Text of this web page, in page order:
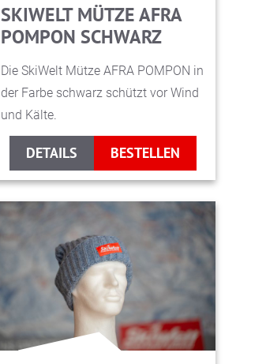
SKIWELT MÜTZE AFRA
POMPON SCHWARZ
Die SkiWelt Mütze AFRA POMPON in
der Farbe schwarz schützt vor Wind
und Kälte.
DETAILS BESTELLEN